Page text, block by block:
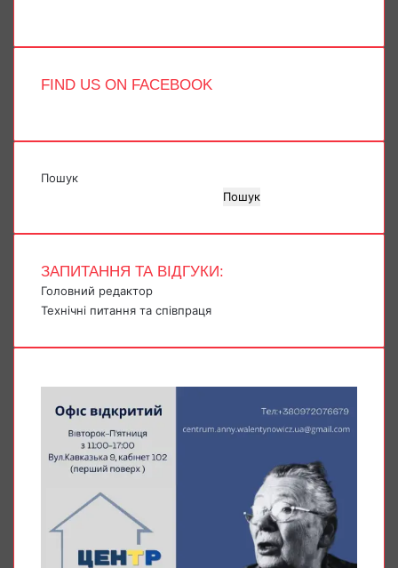
FIND US ON FACEBOOK
Пошук
Пошук
ЗАПИТАННЯ ТА ВІДГУКИ:
Головний редактор
Технічні питання та співпраця